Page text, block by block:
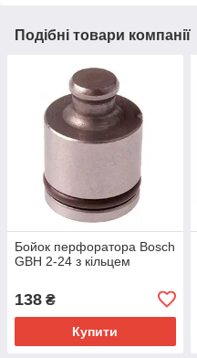
Подібні товари компанії
Бойок перфоратора Bosch
GBH 2-24 з кільцем
138 ₴
Купити